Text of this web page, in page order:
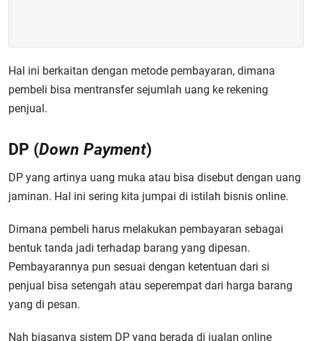
Hal ini berkaitan dengan metode pembayaran, dimana
pembeli bisa mentransfer sejumlah uang ke rekening
penjual.
DP (Down Payment)
DP yang artinya uang muka atau bisa disebut dengan uang
jaminan. Hal ini sering kita jumpai di istilah bisnis online.
Dimana pembeli harus melakukan pembayaran sebagai
bentuk tanda jadi terhadap barang yang dipesan.
Pembayarannya pun sesuai dengan ketentuan dari si
penjual bisa setengah atau seperempat dari harga barang
yang di pesan.
Nah biasanya sistem DP yang berada di jualan online